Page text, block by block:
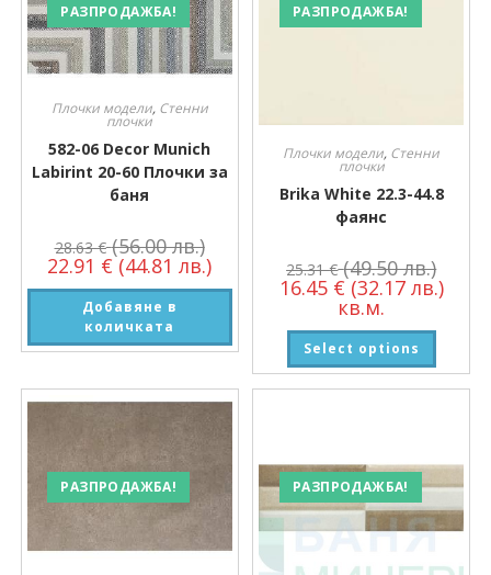
РАЗПРОДАЖБА!
Плочки модели, Стенни
плочки
582-06 Decor Munich
Labirint 20-60 Плочки за
баня
28.63€ (56.00 лв.)
22.91 € (44.81 лв.)
Добавяне в
количката
РАЗПРОДАЖБА!
Плочки модели, Стенни
плочки
Brika White 22.3-44.8
фаянс
25.31€ (49.50 лв.)
16.45 € (32.17 лв.)
кв.м.
Select options
РАЗПРОДАЖБА! РАЗПРОДАЖБА!